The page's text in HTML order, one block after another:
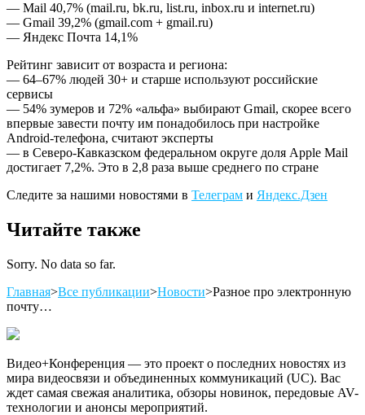
— Mail 40,7% (mail.ru, bk.ru, list.ru, inbox.ru и internet.ru)
— Gmail 39,2% (gmail.com + gmail.ru)
— Яндекс Почта 14,1%
Рейтинг зависит от возраста и региона:
— 64–67% людей 30+ и старше используют российские
сервисы
— 54% зумеров и 72% «альфа» выбирают Gmail, скорее всего
впервые завести почту им понадобилось при настройке
Android-телефона, считают эксперты
— в Северо-Кавказском федеральном округе доля Apple Mail
достигает 7,2%. Это в 2,8 раза выше среднего по стране
Следите за нашими новостями в Телеграм и Яндекс.Дзен
Читайте также
Sorry. No data so far.
Главная>Все публикации>Новости>Разное про электронную
почту…
Видео+Конференция — это проект о последних новостях из
мира видеосвязи и объединенных коммуникаций (UC). Вас
ждет самая свежая аналитика, обзоры новинок, передовые AV-
технологии и анонсы мероприятий.